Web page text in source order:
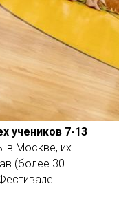
учеников 7-13
в Москве, их
(более 30